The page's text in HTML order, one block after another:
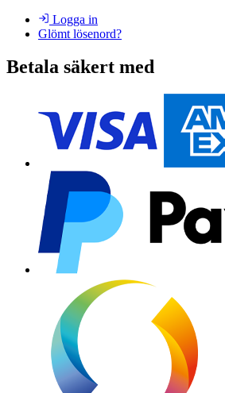
Logga in
Glömt lösenord?
Betala säkert med